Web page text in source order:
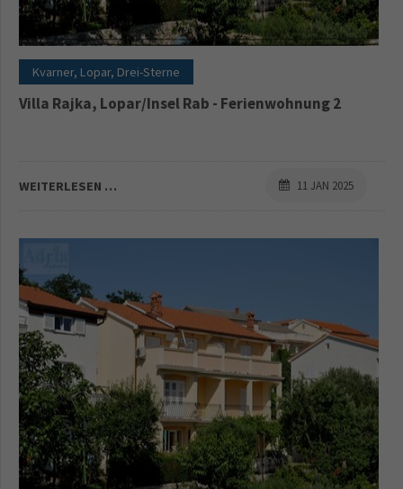
Kvarner, Lopar, Drei-Sterne
Villa Rajka, Lopar/Insel Rab - Ferienwohnung 2
WEITERLESEN … 11 JAN 2025